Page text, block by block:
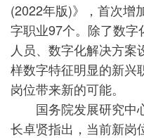
(2022年版)》，首次增
字职业97个。除了数
人员、数字化解决方
样数字特征明显的新兴
岗位带来新的可能。
国务院发展研究中
长卓贤指出，当前新岗